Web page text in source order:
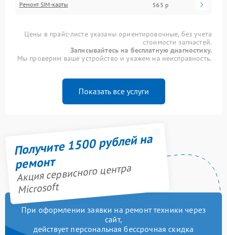
Ремонт SIM-карты 565 р
Цены в прайс-листе указаны ориентировочные, без учета
стоимости запчастей.
Записывайтесь на бесплатную диагностику.
Мы проверим ваше устройство и укажем на неисправность.
Показать все услуги
Получите 1500 рублей на
ремонт
Акция сервисного центра
Microsoft
При оформлении заявки на ремонт техники через
сайт,
действует персональная бессрочная скидка